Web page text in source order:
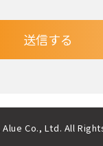
Co., Ltd. All